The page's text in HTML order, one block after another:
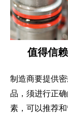
值得信
制造商要提供
品，须进行正
素，可以推荐